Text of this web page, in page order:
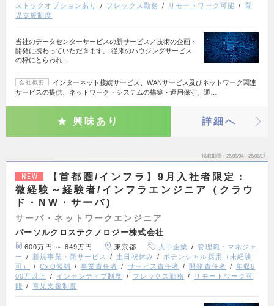
ストックオプションあり
フレックス勤務 リモートワーク可能
育
児支援制度
当社のデータセンターサービスの新サービス／技術の企画・
開発に携わっていただきます。 従来のハウジングサービス
の枠にとらわれ…
会社概要
インターネット接続サービス、WANサービス及びネットワーク関連
サービスの提供、ネットワーク・システムの構築・運用保守、通…
興味あり 詳細へ
掲載期間 26/08/04～26/08/17
NEW
【首都圏/インフラ】9月入社者限定：
微経験～経験者/インフラエンジニア（クラウ
ド・NW・サーバ)
サーバ・ネットワークエンジニア
パーソルクロステクノロジー株式会社
600万円 ～ 849万円 東京都 大手企業
管理職・マネジャ
ー
新規事業・新サービス 土日祝休み
ポテンシャル採用（未経験
可）
CxO候補 事業責任者 サービス責任者 開発責任者
年収6
00万以上
インセンティブ制度 フレックス勤務
リモートワーク可
能
育児支援制度